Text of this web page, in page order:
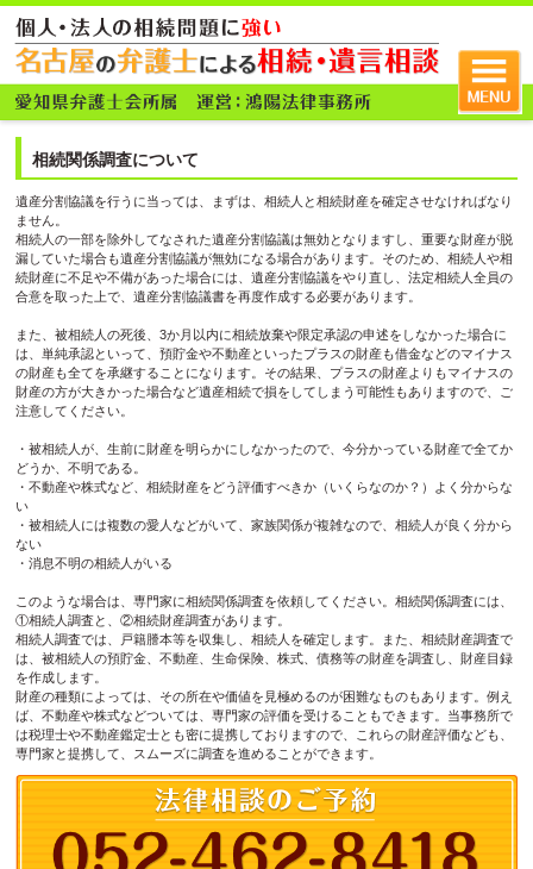
相続関係調査について
遺産分割協議を行うに当っては、まずは、相続人と相続財産を確定させなければなり
ません。
相続人の一部を除外してなされた遺産分割協議は無効となりますし、重要な財産が脱
漏していた場合も遺産分割協議が無効になる場合があります。そのため、相続人や相
続財産に不足や不備があった場合には、遺産分割協議をやり直し、法定相続人全員の
合意を取った上で、遺産分割協議書を再度作成する必要があります。
また、被相続人の死後、3か月以内に相続放棄や限定承認の申述をしなかった場合に
は、単純承認といって、預貯金や不動産といったプラスの財産も借金などのマイナス
の財産も全てを承継することになります。その結果、プラスの財産よりもマイナスの
財産の方が大きかった場合など遺産相続で損をしてしまう可能性もありますので、ご
注意してください。
・被相続人が、生前に財産を明らかにしなかったので、今分かっている財産で全てか
どうか、不明である。
・不動産や株式など、相続財産をどう評価すべきか（いくらなのか？）よく分からな
い
・被相続人には複数の愛人などがいて、家族関係が複雑なので、相続人が良く分から
ない
・消息不明の相続人がいる
このような場合は、専門家に相続関係調査を依頼してください。相続関係調査には、
①相続人調査と、②相続財産調査があります。
相続人調査では、戸籍謄本等を収集し、相続人を確定します。また、相続財産調査で
は、被相続人の預貯金、不動産、生命保険、株式、債務等の財産を調査し、財産目録
を作成します。
財産の種類によっては、その所在や価値を見極めるのが困難なものもあります。例え
ば、不動産や株式などついては、専門家の評価を受けることもできます。当事務所で
は税理士や不動産鑑定士とも密に提携しておりますので、これらの財産評価なども、
専門家と提携して、スムーズに調査を進めることができます。